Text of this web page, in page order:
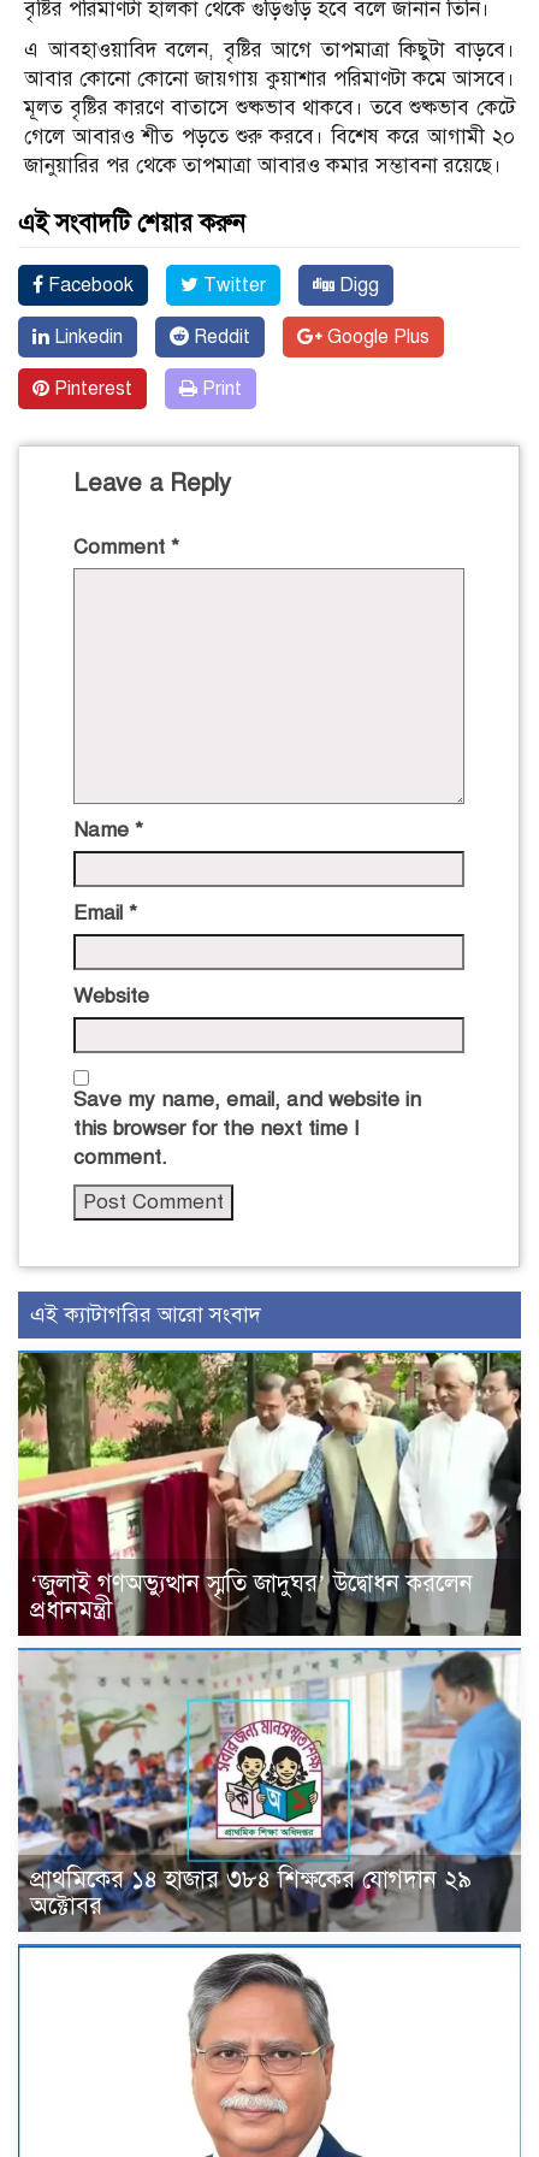
বৃষ্টির পরিমাণটা হালকা থেকে গুঁড়িগুঁড়ি হবে বলে জানান তিনি।
এ আবহাওয়াবিদ বলেন, বৃষ্টির আগে তাপমাত্রা কিছুটা বাড়বে।
আবার কোনো কোনো জায়গায় কুয়াশার পরিমাণটা কমে আসবে।
মূলত বৃষ্টির কারণে বাতাসে শুষ্কভাব থাকবে। তবে শুষ্কভাব কেটে
গেলে আবারও শীত পড়তে শুরু করবে। বিশেষ করে আগামী ২০
জানুয়ারির পর থেকে তাপমাত্রা আবারও কমার সম্ভাবনা রয়েছে।
এই সংবাদটি শেয়ার করুন
Facebook Twitter Digg
Linkedin Reddit Google Plus
Pinterest Print
Leave a Reply
Comment *
Name *
Email *
Website
Save my name, email, and website in
this browser for the next time I
comment.
এই ক্যাটাগরির আরো সংবাদ
‘জুলাই গণঅভ্যুত্থান স্মৃতি জাদুঘর’ উদ্বোধন করলেন
প্রধানমন্ত্রী
প্রাথমিকের ১৪ হাজার ৩৮৪ শিক্ষকের যোগদান ২৯
অক্টোবর